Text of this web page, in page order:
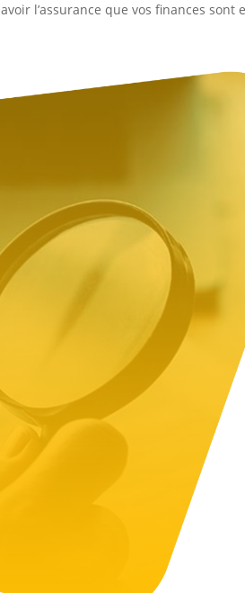
avoir l’assurance que vos finances sont